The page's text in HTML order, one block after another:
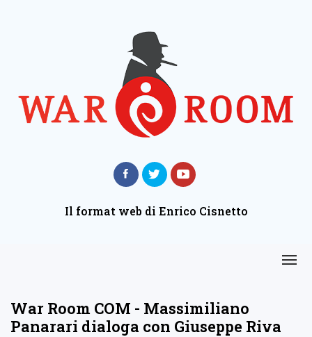
Il format web di Enrico Cisnetto
War Room COM - Massimiliano
Panarari dialoga con Giuseppe Riva